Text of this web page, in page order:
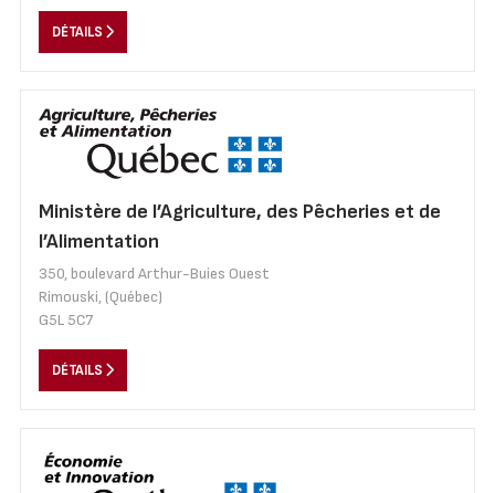
DÉTAILS
Ministère de l’Agriculture, des Pêcheries et de
l’Alimentation
350, boulevard Arthur-Buies Ouest
Rimouski, (Québec)
G5L 5C7
DÉTAILS